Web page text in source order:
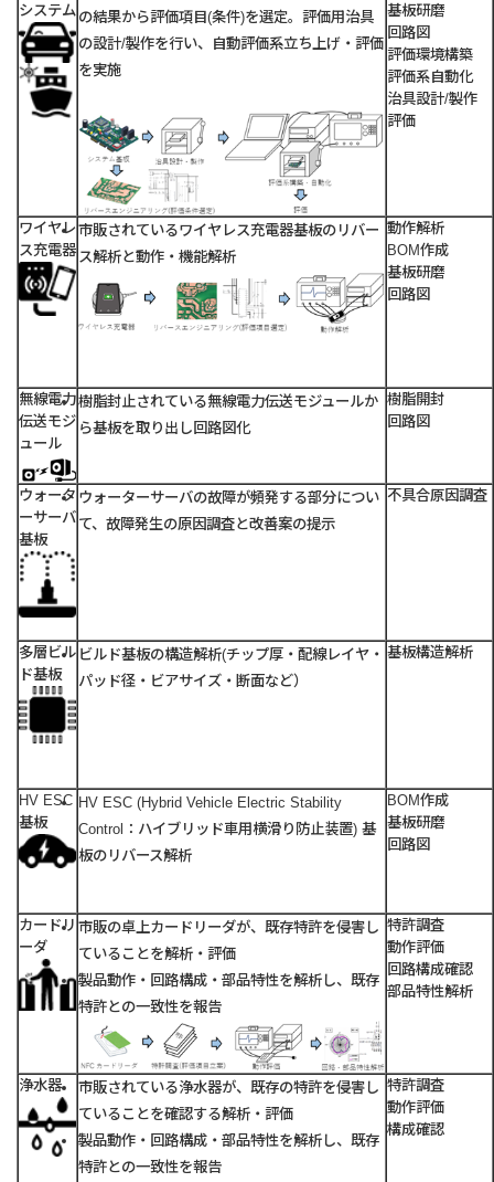
システム の結果から評価項目(条件)を選定。評価用治具
の設計/製作を行い、自動評価系立ち上げ・評価
を実施
基板研磨
回路図
評価環境構築
評価系自動化
治具設計/製作
評価
ワイヤレ
ス充電器
市販されているワイヤレス充電器基板のリバー
ス解析と動作・機能解析
動作解析
BOM作成
基板研磨
回路図
無線電力
伝送モジ
ュール
樹脂封止されている無線電力伝送モジュールか
ら基板を取り出し回路図化
樹脂開封
回路図
ウォータ
ーサーバ
基板
ウォーターサーバの故障が頻発する部分につい
て、故障発生の原因調査と改善案の提示
不具合原因調査
多層ビル
ド基板
ビルド基板の構造解析(チップ厚・配線レイヤ・
パッド径・ビアサイズ・断面など）
基板構造解析
HV ESC
基板
HV ESC (Hybrid Vehicle Electric Stability
Control：ハイブリッド車用横滑り防止装置) 基
板のリバース解析
BOM作成
基板研磨
回路図
カードリ
ーダ
市販の卓上カードリーダが、既存特許を侵害し
ていることを解析・評価
製品動作・回路構成・部品特性を解析し、既存
特許との一致性を報告
特許調査
動作評価
回路構成確認
部品特性解析
浄水器
市販されている浄水器が、既存の特許を侵害し
ていることを確認する解析・評価
製品動作・回路構成・部品特性を解析し、既存
特許との一致性を報告
特許調査
動作評価
構成確認